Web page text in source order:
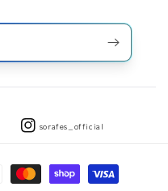
Instagram
sorafes_official